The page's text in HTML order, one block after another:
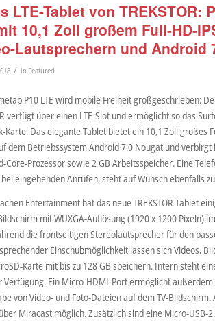
LTE-Tablet von TREKSTOR:
10,1 Zoll großem Full-HD-
Lautsprechern und Android
/ in Featured
P10 LTE wird mobile Freiheit großgeschrieben:
verfügt über einen LTE-Slot und ermöglicht so das
Karte. Das elegante Tablet bietet ein 10,1 Zoll großes
dem Betriebssystem Android 7.0 Nougat und
Core-Prozessor sowie 2 GB Arbeitsspeicher. Eine
eingehenden Anrufen, steht auf Wunsch ebenfalls
Entertainment hat das neue TREKSTOR Tablet
mit WUXGA-Auflösung (1920 x 1200 Pixeln)
die frontseitigen Stereolautsprecher für den
Einschubmöglichkeit lassen sich Videos,
Karte mit bis zu 128 GB speichern. Intern steht
Verfügung. Ein Micro-HDMI-Port ermöglicht
von Video- und Foto-Dateien auf dem TV-
Miracast möglich. Zusätzlich sind eine Micro-USB-